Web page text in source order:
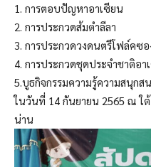
1. การตอบปัญหาอาเซียน
2. การประกวดส้มตำลีลา
3. การประกวดวงดนตรีโฟล์คซอ
4. การประกวดชุดประจำชาติอา
5.บูธกิจกรรมความรู้ความสนุกส
ในวันที่ 14 กันยายน 2565 ณ ใต้
น่าน